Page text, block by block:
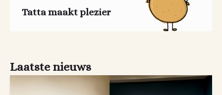
Tatta maakt plezier
Laatste nieuws